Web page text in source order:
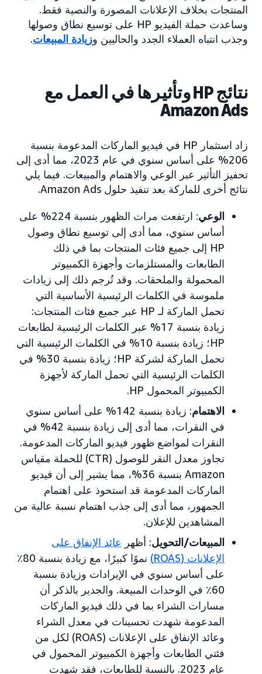
المنتجات بخلاف الإعلانات المصورة والنصية فقط.
وساعدت حملة الفيديو HP على توسيع نطاق وصولها
وجذب انتباه العملاء الجدد والحاليين وزيادة المبيعات.
نتائج HP وتأثيرها في العمل مع
Amazon Ads
زاد استثمار HP في فيديو الماركات المدعومة بنسبة
206% على أساس سنوي في عام 2023، مما أدى إلى
تحفيز التأثير عبر الوعي والاهتمام والمبيعات. فيما يلي
نتائج أخرى للماركة بعد تنفيذ حلول Amazon Ads.
الوعي
: ارتفعت مرات الظهور بنسبة 224% على
أساس سنوي، مما أدى إلى توسيع نطاق وصول
HP إلى جميع فئات المنتجات بما في ذلك
الطابعات والمستلزمات وأجهزة الكمبيوتر
المحمولة والملحقات. وقد تُرجم ذلك إلى زيادات
ملموسة في الكلمات الرئيسية الأساسية التي
تحمل الماركة لـ HP عبر جميع فئات المنتجات:
زيادة بنسبة 17% عبر الكلمات الرئيسية لطابعات
HP؛ زيادة بنسبة 10% في الكلمات الرئيسية التي
تحمل الماركة لشركة HP؛ زيادة بنسبة 30% في
الكلمات الرئيسية التي تحمل الماركة لأجهزة
الكمبيوتر المحمول HP.
الاهتمام
: زيادة بنسبة 142% على أساس سنوي
في النقرات، مما أدى إلى زيادة بنسبة 42% في
النقرات لمواضع ظهور فيديو الماركات المدعومة.
تجاوز معدل النقر للوصول (CTR) للحملة مقياس
Amazon بنسبة 36%، مما يشير إلى أن فيديو
الماركات المدعومة قد استحوذ على اهتمام
الجمهور، مما أدى إلى جذب اهتمام نسبة عالية من
المشاهدين للإعلان.
المبيعات/التحويل: أظهر عائد الإنفاق على
الإعلانات (ROAS)
نموًا كبيرًا، مع زيادة بنسبة 80٪
على أساس سنوي في الإيرادات وزيادة بنسبة
60٪ في الوحدات المبيعة. والجدير بالذكر أن
مسارات الشراء بما في ذلك فيديو الماركات
المدعومة شهدت تحسينات في معدل الشراء
وعائد الإنفاق على الإعلانات (ROAS) لكل من
فئتي الطابعات وأجهزة الكمبيوتر المحمول في
عام 2023. بالنسبة للطابعات، فقد شهدت